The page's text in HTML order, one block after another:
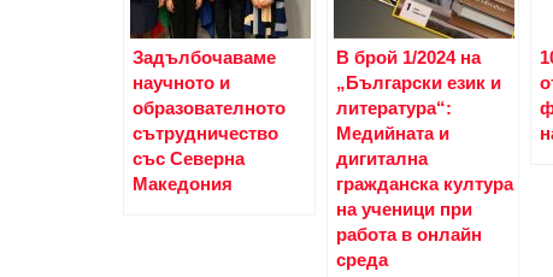
Задълбочаваме
научното и
образователното
сътрудничество
със Северна
Македония
В брой 1/2024 на
„Български език и
литература“:
Медийната и
дигитална
гражданска култура
на ученици при
работа в онлайн
среда